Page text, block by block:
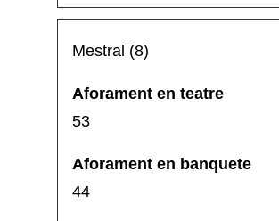
Mestral (8)
53
44